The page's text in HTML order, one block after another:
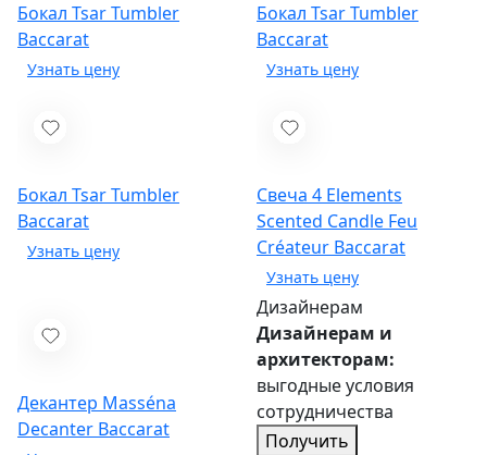
Бокал Tsar Tumbler
Baccarat
Бокал Tsar Tumbler
Baccarat
Бокал Tsar Tumbler
Baccarat
Свеча 4 Elements
Scented Candle Feu
Créateur Baccarat
Декантер Masséna
Decanter Baccarat
Дизайнерам
Дизайнерам и
архитекторам:
выгодные условия
сотрудничества
Получить